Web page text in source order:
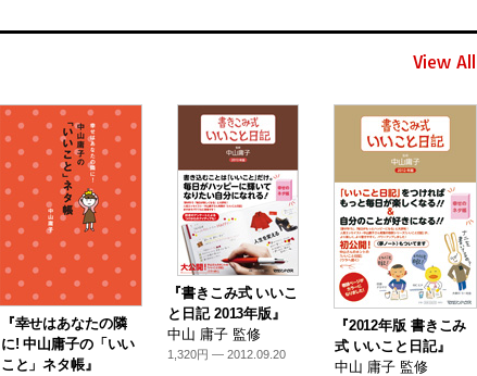
View All
『幸せはあなたの隣
に! 中山庸子の「いい
こと」ネタ帳』
『書きこみ式 いいこ
と日記 2013年版』
中山 庸子 監修
1,320円 — 2012.09.20
『2012年版 書きこみ
式 いいこと日記』
中山 庸子 監修